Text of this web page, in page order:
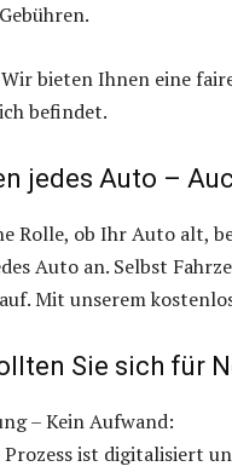
bieten Ihnen eine
befindet.
jedes Auto –
Rolle, ob Ihr Auto alt,
Auto an. Selbst
Mit unserem
Sie sich für
– Kein Aufwand:
ist digitalisiert